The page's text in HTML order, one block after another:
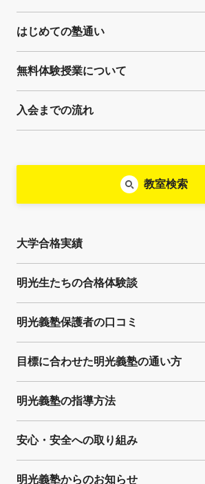
はじめての塾通い
無料体験授業について
入会までの流れ
教室検索
大学合格実績
明光生たちの合格体験談
明光義塾保護者の口コミ
目標に合わせた明光義塾の通い方
明光義塾の指導方法
安心・安全への取り組み
明光義塾からのお知らせ